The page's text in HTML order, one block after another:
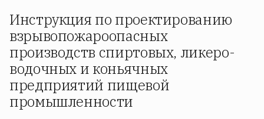
Инструкция по проектированию
взрывопожароопасных
производств спиртовых, ликеро-
водочных и коньячных
предприятий пищевой
промышленности